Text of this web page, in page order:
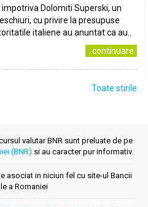
Dolomiti Superski, un
cu privire la presupuse
italiene au anuntat ca au..
..continuare
Toate stirile
valutar BNR sunt preluate de pe
(BNR) si au caracter pur informativ.
asociat in niciun fel cu site-ul Bancii
a Romaniei